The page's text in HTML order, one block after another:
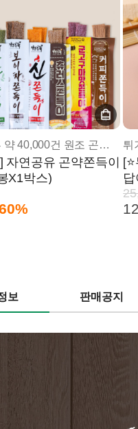
네이버 리뷰 약 40,000건 원조 곤약쫀득이!
자연공유 곤약쫀득이
X1박스)
튀
마
보 판매공지